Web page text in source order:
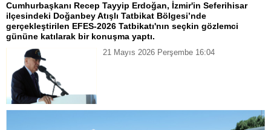
Cumhurbaşkanı Recep Tayyip Erdoğan, İzmir'in Seferihisar
ilçesindeki Doğanbey Atışlı Tatbikat Bölgesi’nde
gerçekleştirilen EFES-2026 Tatbikatı'nın seçkin gözlemci
gününe katılarak bir konuşma yaptı.
21 Mayıs 2026 Perşembe 16:04